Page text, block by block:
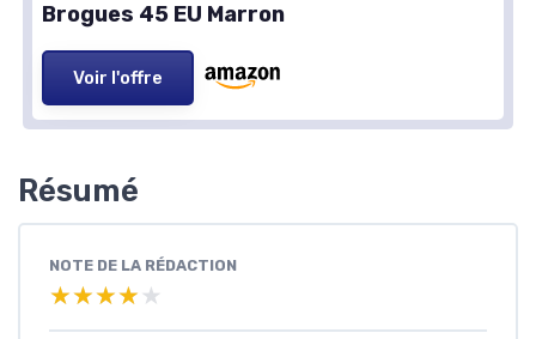
Brogues 45 EU Marron
Voir l'offre
Résumé
NOTE DE LA RÉDACTION
★★★★★
★★★★★